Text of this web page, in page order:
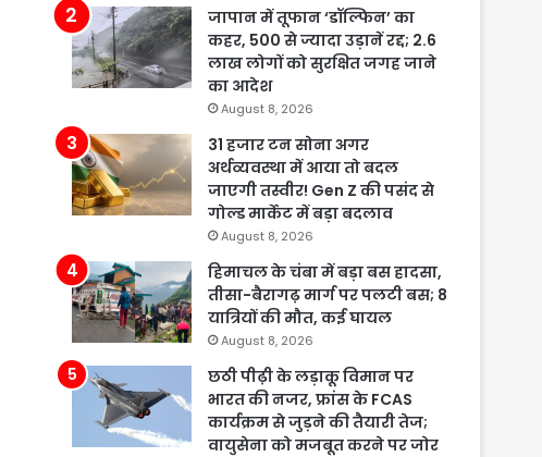
जापान में तूफान ‘डॉल्फिन’ का
कहर, 500 से ज्यादा उड़ानें रद्द; 2.6
लाख लोगों को सुरक्षित जगह जाने
का आदेश
August 8, 2026
31 हजार टन सोना अगर
अर्थव्यवस्था में आया तो बदल
जाएगी तस्वीर! Gen Z की पसंद से
गोल्ड मार्केट में बड़ा बदलाव
August 8, 2026
हिमाचल के चंबा में बड़ा बस हादसा,
तीसा-बैरागढ़ मार्ग पर पलटी बस; 8
यात्रियों की मौत, कई घायल
August 8, 2026
छठी पीढ़ी के लड़ाकू विमान पर
भारत की नजर, फ्रांस के FCAS
कार्यक्रम से जुड़ने की तैयारी तेज;
वायुसेना को मजबूत करने पर जोर